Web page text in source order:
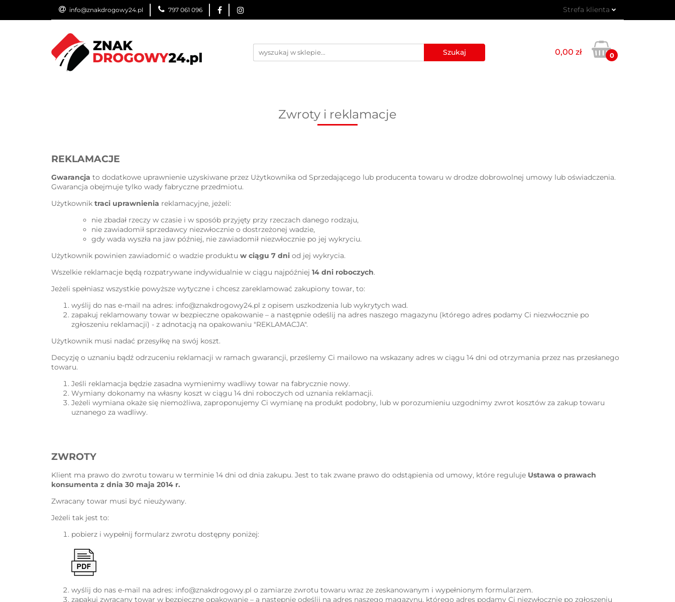
info@znakdrogowy24.pl 797 061 096 Strefa klienta
Zarejestruj się
Dodaj zgłoszenie
0,00 zł 0
ZNAKI DROGOWE URZĄDZENIA BRD
Zwroty i reklamacje
REKLAMACJE
Gwarancja to dodatkowe uprawnienie uzyskiwane przez Użytkownika od Sprzedającego lub producenta towaru w drodze dobrowolnej umowy lub oświadczenia.
Gwarancja obejmuje tylko wady fabryczne przedmiotu.
Użytkownik traci uprawnienia reklamacyjne, jeżeli:
nie zbadał rzeczy w czasie i w sposób przyjęty przy rzeczach danego rodzaju,
nie zawiadomił sprzedawcy niezwłocznie o dostrzeżonej wadzie,
gdy wada wyszła na jaw później, nie zawiadomił niezwłocznie po jej wykryciu.
Użytkownik powinien zawiadomić o wadzie produktu w ciągu 7 dni od jej wykrycia.
Wszelkie reklamacje będą rozpatrywane indywidualnie w ciągu najpóźniej 14 dni roboczych.
Jeżeli spełniasz wszystkie powyższe wytyczne i chcesz zareklamować zakupiony towar, to:
wyślij do nas e-mail na adres: info@znakdrogowy24.pl z opisem uszkodzenia lub wykrytych wad.
zapakuj reklamowany towar w bezpieczne opakowanie – a następnie odeślij na adres naszego magazynu (którego adres podamy Ci niezwłocznie po
zgłoszeniu reklamacji) - z adnotacją na opakowaniu "REKLAMACJA".
Użytkownik musi nadać przesyłkę na swój koszt.
Decyzję o uznaniu bądź odrzuceniu reklamacji w ramach gwarancji, prześlemy Ci mailowo na wskazany adres w ciągu 14 dni od otrzymania przez nas przesłanego
towaru.
Jeśli reklamacja będzie zasadna wymienimy wadliwy towar na fabrycznie nowy.
Wymiany dokonamy na własny koszt w ciągu 14 dni roboczych od uznania reklamacji.
Jeżeli wymiana okaże się niemożliwa, zaproponujemy Ci wymianę na produkt podobny, lub w porozumieniu uzgodnimy zwrot kosztów za zakup towaru
uznanego za wadliwy.
ZWROTY
Klient ma prawo do zwrotu towaru w terminie 14 dni od dnia zakupu. Jest to tak zwane prawo do odstąpienia od umowy, które reguluje Ustawa o prawach
konsumenta z dnia 30 maja 2014 r.
Zwracany towar musi być nieużywany.
Jeżeli tak jest to:
pobierz i wypełnij formularz zwrotu dostępny poniżej:
wyślij do nas e-mail na adres: info@znakdrogowy.pl o zamiarze zwrotu towaru wraz ze zeskanowanym i wypełnionym formularzem.
zapakuj zwracany towar w bezpieczne opakowanie – a następnie odeślij na adres naszego magazynu, którego adres podamy Ci niezwłocznie po zgłoszeniu